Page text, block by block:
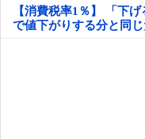
【消費税率1％】 「下
で値下がりする分と同
えない店も